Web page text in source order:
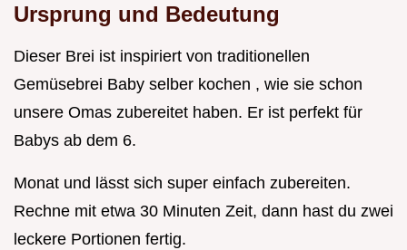
Ursprung und Bedeutung
Dieser Brei ist inspiriert von traditionellen
Gemüsebrei Baby selber kochen , wie sie schon
unsere Omas zubereitet haben. Er ist perfekt für
Babys ab dem 6.
Monat und lässt sich super einfach zubereiten.
Rechne mit etwa 30 Minuten Zeit, dann hast du zwei
leckere Portionen fertig.